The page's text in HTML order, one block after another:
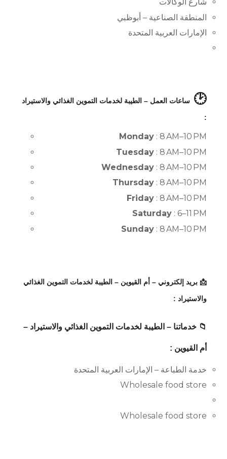
المنطقة الصناعية – أبوظبي
الإمارات العربية المتحدة
🕑 ساعات العمل – الطيبة لخدمات التموين الغذائي والاستيراد
:
Monday : 8 AM–10 PM
Tuesday : 8 AM–10 PM
Wednesday : 8 AM–10 PM
Thursday : 8 AM–10 PM
Friday : 8 AM–10 PM
Saturday : 6–11 PM
Sunday : 8 AM–10 PM
📩 بريد إلكتروني – أم القيوين – الطيبة لخدمات التموين الغذائي
والاستيراد :
📁 خدماتنا – الطيبة لخدمات التموين الغذائي والاستيراد –
أم القيوين :
خدمة الطباعة – الإمارات العربية المتحدة
Wholesale food store
Wholesale food store